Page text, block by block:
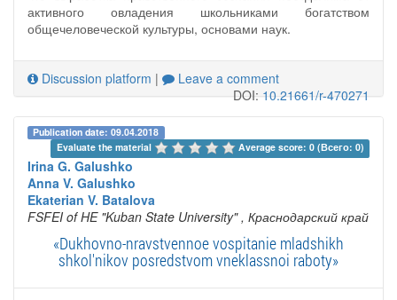
активного овладения школьниками богатством
общечеловеческой культуры, основами наук.
Discussion platform |
Leave a comment
DOI:10.21661/r-470271
Publication date: 09.04.2018
Evaluate the material
Average score: 0 (Всего: 0)
Irina G. Galushko
Anna V. Galushko
Ekaterian V. Batalova
FSFEI of HE "Kuban State University" , Краснодарский край
«Dukhovno-nravstvennoe vospitanie mladshikh
shkol'nikov posredstvom vneklassnoi raboty»